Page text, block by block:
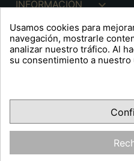
INFORMACIÓN 
INFO. LEGAL 
OPINIONES CLIENTES
Usamos cookies para
navegación, mostrarle
analizar nuestro tráfico. Al
su consentimiento a nuestro